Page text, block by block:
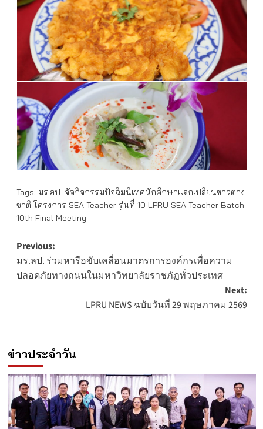
Tags: มร.ลป. จัดกิจกรรมปัจฉิมนิเทศนักศึกษาแลกเปลี่ยนชาวต่าง
ชาติ โครงการ SEA-Teacher รุ่นที่ 10 LPRU SEA-Teacher Batch
10th Final Meeting
Post
navigation
Previous:
มร.ลป. ร่วมหารือขับเคลื่อนมาตรการองค์กรเพื่อความ
ปลอดภัยทางถนนในมหาวิทยาลัยราชภัฏทั่วประเทศ
Next:
LPRU NEWS ฉบับวันที่ 29 พฤษภาคม 2569
ข่าวประจำวัน